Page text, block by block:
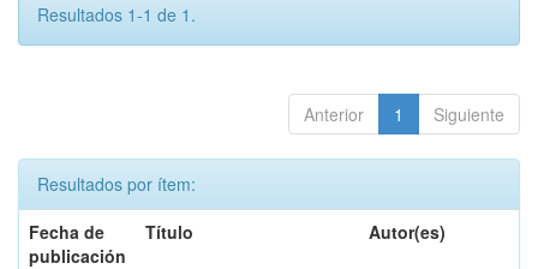
Resultados 1-1 de 1.
Anterior 1 Siguiente
Resultados por ítem:
Fecha de
publicación
Título Autor(es)